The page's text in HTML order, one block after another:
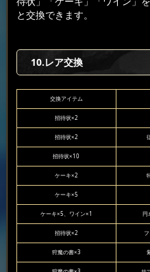
と交換できます。
10.レア交換
交換アイテム
招待状×2
招待状×2
招待状×10
ケーキ×2
ケーキ×5
ケーキ×5、ワイン×1 円
招待状×2
狩魔の書×3